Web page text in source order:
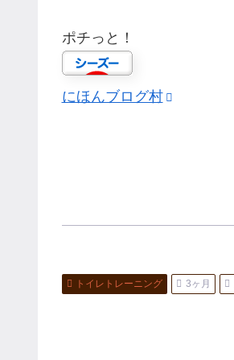
ポチっと！
にほんブログ村
トイレトレーニング 3ヶ月